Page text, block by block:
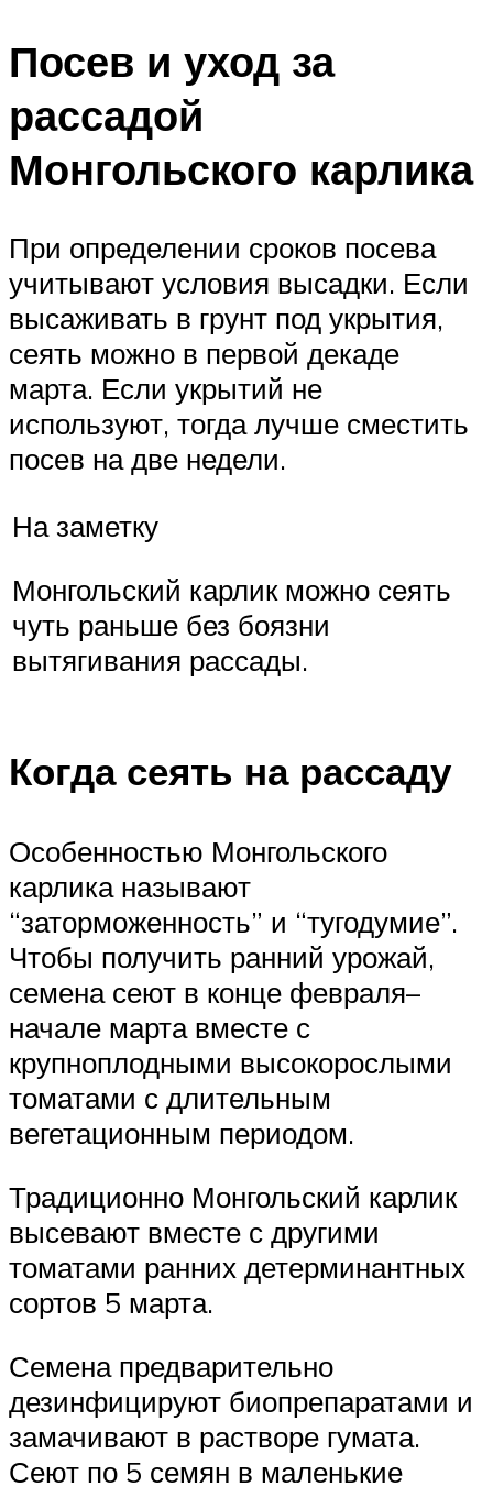
Посев и уход за
рассадой
Монгольского карлика
При определении сроков посева
учитывают условия высадки. Если
высаживать в грунт под укрытия,
сеять можно в первой декаде
марта. Если укрытий не
используют, тогда лучше сместить
посев на две недели.
На заметку
Монгольский карлик можно сеять
чуть раньше без боязни
вытягивания рассады.
Когда сеять на рассаду
Особенностью Монгольского
карлика называют
“заторможенность” и “тугодумие”.
Чтобы получить ранний урожай,
семена сеют в конце февраля–
начале марта вместе с
крупноплодными высокорослыми
томатами с длительным
вегетационным периодом.
Традиционно Монгольский карлик
высевают вместе с другими
томатами ранних детерминантных
сортов 5 марта.
Семена предварительно
дезинфицируют биопрепаратами и
замачивают в растворе гумата.
Сеют по 5 семян в маленькие